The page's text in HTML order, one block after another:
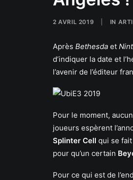
2 AVRIL 2019 IN
Après Bethesda et
d’indiquer la date et
l’avenir de l’éditeur
Pour le moment,
joueurs espèrent
Splinter Cell qui se
pour qu’un certain
Pour ce qui est de